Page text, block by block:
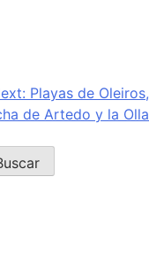
Playas de Oleiros,
de Artedo y la Olla